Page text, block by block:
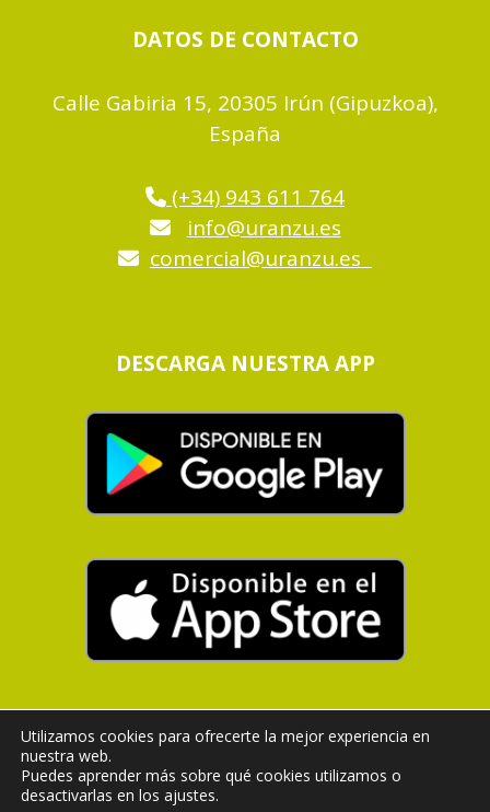
DATOS DE CONTACTO
Calle Gabiria 15, 20305 Irún (Gipuzkoa),
España
(+34) 943 611 764
info@uranzu.es
comercial@uranzu.es
DESCARGA NUESTRA APP
© 2026 AGROCOMERCIAL URANZU, S.L.
·Aviso Legal|Política de privacidad
Utilizamos cookies para ofrecerte la mejor experiencia en
nuestra web.
Puedes aprender más sobre qué cookies utilizamos o
desactivarlas en los ajustes.